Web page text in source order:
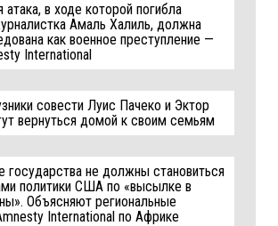
атака, в ходе которой погибла
Амаль Халиль, должна
как военное преступление —
International
совести Луис Пачеко и Эктор
вернуться домой к своим семьям
государства не должны становиться
политики США по «высылке в
Объясняют региональные
International по Африке